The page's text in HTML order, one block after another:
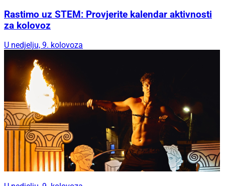
Rastimo uz STEM: Provjerite kalendar aktivnosti
za kolovoz
U nedjelju, 9. kolovoza